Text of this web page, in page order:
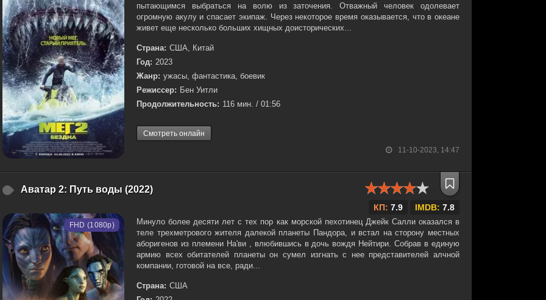
11-10-2023, 14:47
пытающимся выбраться на волю из заточения. Отважный человек одолевает
огромную акулу и спасает экипаж. Через некоторое время оказывается, что в океане
живет еще несколько больших хищных доисторических...
Страна: США, Китай
Год: 2023
Жанр: ужасы, фантастика, боевик
Режиссер: Бен Уитли
Продолжительность: 116 мин. / 01:56
Смотреть онлайн
Аватар 2: Путь воды (2022)
КП: 7.9 IMDB: 7.8
FHD (1080p)
Минуло более десяти лет с тех пор как морской пехотинец Джейк Салли оказался в
теле трехметрового жителя далекой планеты Пандора, и встал на сторону местных
аборигенов из племени На'ви , влюбившись в дочь вождя Нейтири. Собрав в единую
армию всех обитателей планеты он сумел изгнать с нее представителей алчной
компании, готовой на все, ради...
Страна: США